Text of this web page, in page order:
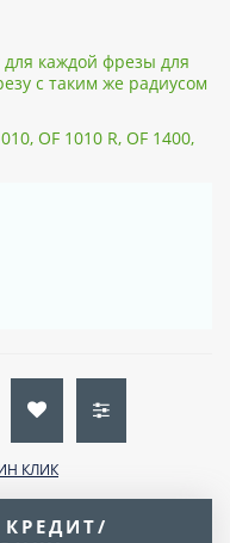
каждой фрезы для
с таким же радиусом
OF 1010 R, OF 1400,
КЛИК